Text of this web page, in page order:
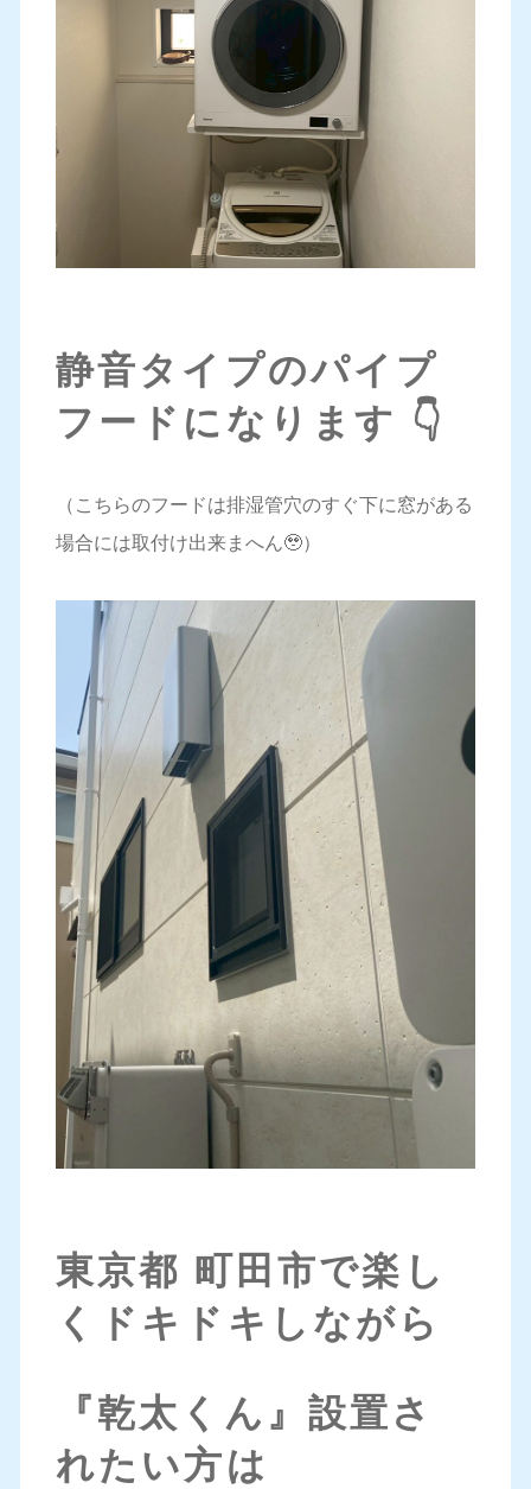
静音タイプのパイプ
フードになります 👇
（こちらのフードは排湿管穴のすぐ下に窓がある
場合には取付け出来まへん🥹）
東京都 町田市で楽し
くドキドキしながら
『乾太くん』 設置さ
れたい方は